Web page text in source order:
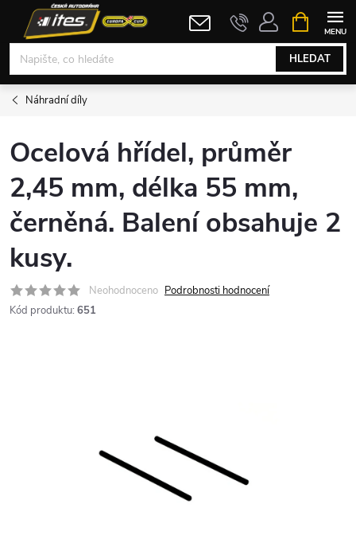
obsah
HLEDAT
NÁKUPNÍ
KOŠÍK
Náhradní díly
Ocelová hřídel, průměr
2,45 mm, délka 55 mm,
černěná. Balení obsahuje 2
kusy.
Neohodnoceno Podrobnosti hodnocení
Kód produktu: 651